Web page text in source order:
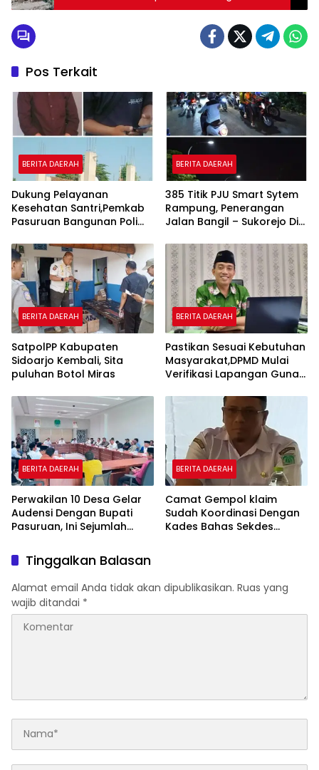
Kamtibmas
Pos Terkait
BERITA DAERAH
Dukung Pelayanan
Kesehatan Santri,Pemkab
Pasuruan Bangunan Poli
BERITA DAERAH
385 Titik PJU Smart Sytem
Rampung, Penerangan
Jalan Bangil – Sukorejo Di
BERITA DAERAH
SatpolPP Kabupaten
Sidoarjo Kembali, Sita
puluhan Botol Miras
BERITA DAERAH
Pastikan Sesuai Kebutuhan
Masyarakat,DPMD Mulai
Verifikasi Lapangan Guna
BERITA DAERAH
Perwakilan 10 Desa Gelar
Audensi Dengan Bupati
Pasuruan, Ini Sejumlah
BERITA DAERAH
Camat Gempol klaim
Sudah Koordinasi Dengan
Kades Bahas Sekdes
Tinggalkan Balasan
Alamat email Anda tidak akan dipublikasikan. Ruas yang
wajib ditandai *